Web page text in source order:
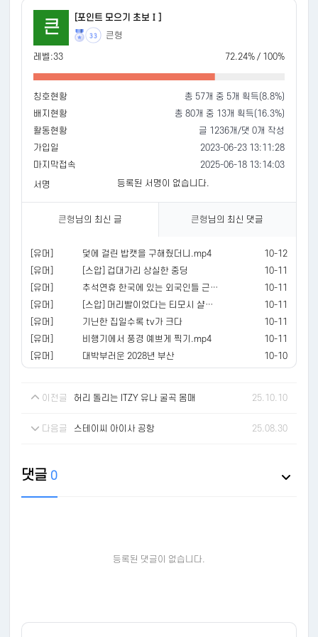
큰
[포인트 모으기 초보Ⅰ]
33 큰형
레벨:33 72.24% / 100%
칭호현황
총 57개 중 5개 획득(8.8%)
배지현황
총 80개 중 13개 획득(16.3%)
활동현황
글 1236개/댓 0개 작성
가입일
2023-06-23 13:11:28
마지막접속
2025-06-18 13:14:03
서명
등록된 서명이 없습니다.
큰형 님의 최신 글 큰형 님의 최신 댓글
[유머] 덫에 걸린 밥캣을 구해줬더니.mp4
10-12
[유머]
[스압] 겁대가리 상실한 중딩
10-11
[유머]
추석연휴 한국에 있는 외국인들 근황.mp4
10-11
[유머]
[스압] 머리빨이었다는 티모시 샬라메
10-11
[유머]
기닌한 집일수록 tv가 크다
10-11
[유머]
비행기에서 풍경 예쁘게 찍기.mp4
10-11
[유머]
대박부러운 2028년 부산 10-10
이전글 허리 돌리는 ITZY 유나 굴곡 몸매 25.10.10
다음글 스테이씨 아이사 공항 25.08.30
댓글 0
등록된 댓글이 없습니다.